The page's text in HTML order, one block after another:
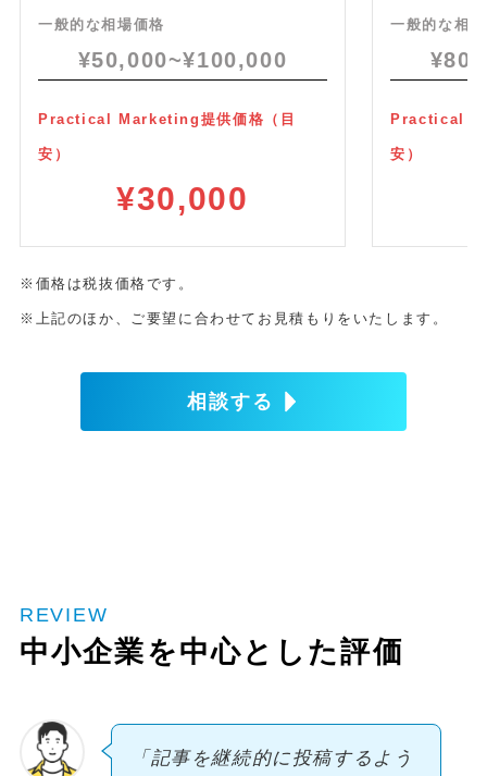
一般的な相場価格
¥50,000~¥100,000
Practical Marketing提供価格（目
安）
¥30,000
一般的な相
Practical
安）
※価格は税抜価格です。
※上記のほか、ご要望に合わせてお見積もりをいたします。
相談する
REVIEW
中小企業を中心とした評価
「記事を継続的に投稿するよう